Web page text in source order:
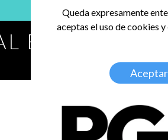
BALDOSA
Queda expresamente
aceptas el uso de cookies
Aceptar